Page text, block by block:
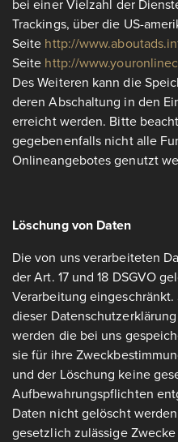
bei einer Vielzahl der
Trackings, über die US-
Seite http://
Seite http://
Des Weiteren kann die
deren Abschaltung in den
erreicht werden. Bitte
gegebenenfalls nicht alle
Onlineangebotes genutzt
Löschung von Daten
Die von uns verarbeiteten
der Art. 17 und 18 DSGVO
Verarbeitung
dieser
werden die bei uns
sie für ihre
und der Löschung keine
Aufbewahrungspflichten
Daten nicht gelöscht
gesetzlich zulässige